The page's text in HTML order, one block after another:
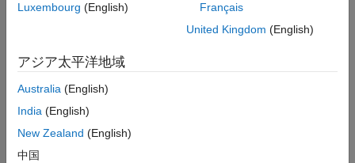
Luxembourg (English)
Français
United Kingdom (English)
アジア太平洋地域
Australia (English)
India (English)
New Zealand (English)
中国